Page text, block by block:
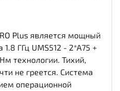
Plus является мощный
ГГц UMS512 - 2*A75 +
технологии. Тихий,
не греется. Система
операционной